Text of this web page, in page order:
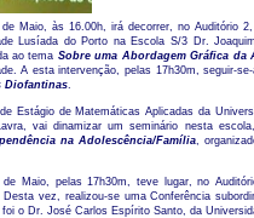
de Maio, às 16.00h, irá decorrer, no Auditório
Lusíada do Porto na Escola S/3 Dr.
ao tema Sobre uma Abordagem Gráfica da
A esta intervenção, pelas 17h30m, seguir-
Diofantinas.
Estágio de Matemáticas Aplicadas da
vai dinamizar um seminário nesta
na Adolescência/Família,
de Maio, pelas 17h30m, teve lugar, no
Desta vez, realizou-se uma Conferência
foi o Dr. José Carlos Espírito Santo, da